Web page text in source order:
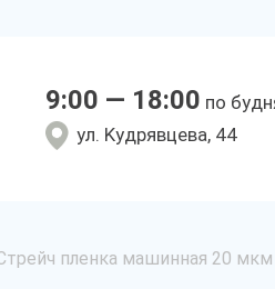
9:00 — 18:00 по
yл. Kyдpявцeвa, 44
пленка машинная 20